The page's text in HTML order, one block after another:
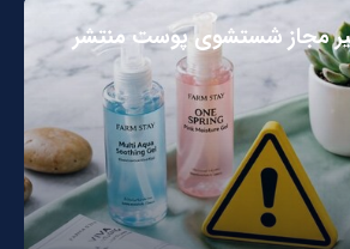
مجاز شستشوی پوست منتشر